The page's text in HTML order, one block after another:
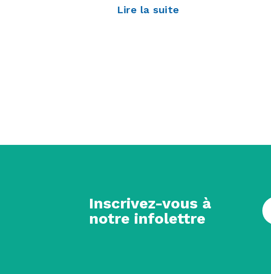
Lire la suite
Inscrivez-vous à
notre infolettre